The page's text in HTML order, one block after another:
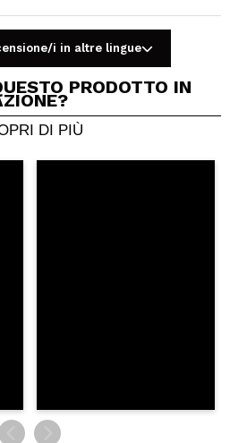
video o una foto
essere il primo. Immaginalo...
i in altre lingue
PRODOTTO IN
DI PIÙ